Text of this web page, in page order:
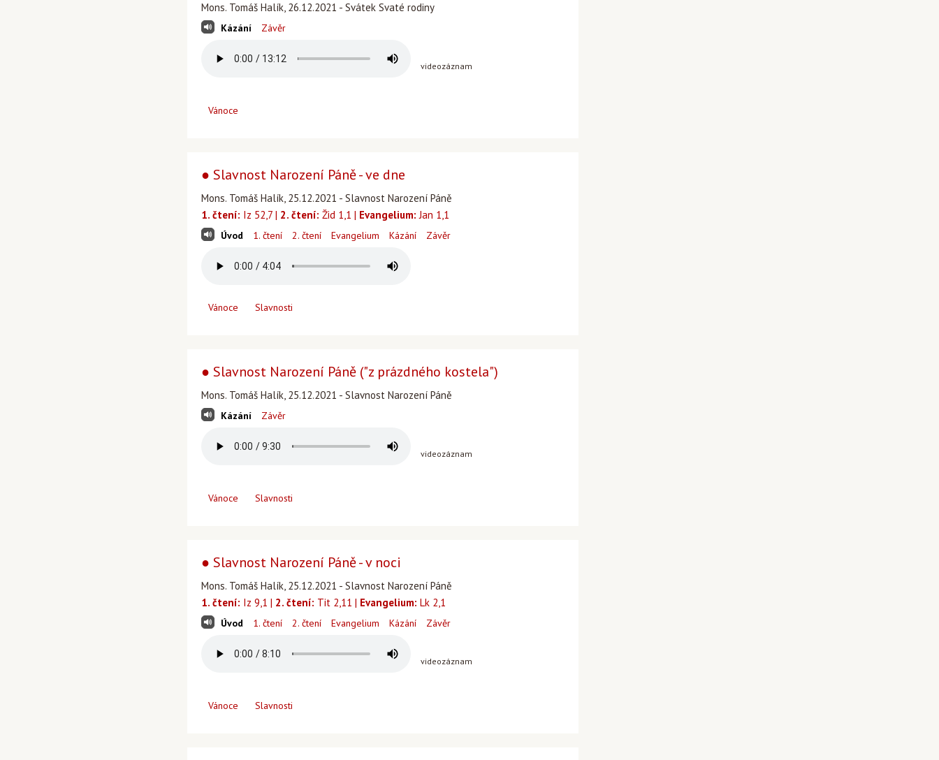
Mons. Tomáš Halík, 26.12.2021 - Svátek Svaté rodiny
Kázání Závěr
videozáznam
Vánoce
● Slavnost Narození Páně - ve dne
Mons. Tomáš Halík, 25.12.2021 - Slavnost Narození Páně
1. čtení: Iz 52,7 | 2. čtení: Žid 1,1 | Evangelium: Jan 1,1
Úvod 1. čtení 2. čtení Evangelium Kázání Závěr
Vánoce Slavnosti
● Slavnost Narození Páně ("z prázdného kostela")
Mons. Tomáš Halík, 25.12.2021 - Slavnost Narození Páně
Kázání Závěr
videozáznam
Vánoce Slavnosti
● Slavnost Narození Páně - v noci
Mons. Tomáš Halík, 25.12.2021 - Slavnost Narození Páně
1. čtení: Iz 9,1 | 2. čtení: Tit 2,11 | Evangelium: Lk 2,1
Úvod 1. čtení 2. čtení Evangelium Kázání Závěr
videozáznam
Vánoce Slavnosti